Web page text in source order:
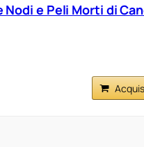
e Peli Morti di